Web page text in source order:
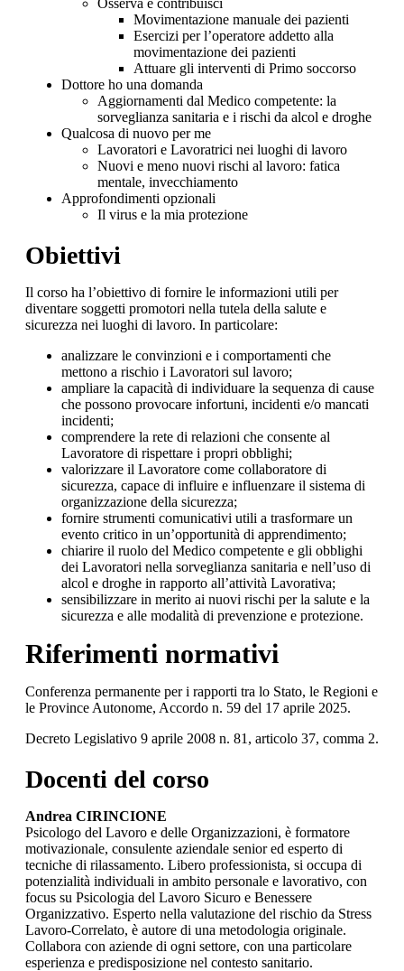
Movimentazione manuale dei pazienti
Esercizi per l’operatore addetto alla
movimentazione dei pazienti
Attuare gli interventi di Primo soccorso
Dottore ho una domanda
Aggiornamenti dal Medico competente: la
sorveglianza sanitaria e i rischi da alcol e droghe
Qualcosa di nuovo per me
Lavoratori e Lavoratrici nei luoghi di lavoro
Nuovi e meno nuovi rischi al lavoro: fatica
mentale, invecchiamento
Approfondimenti opzionali
Il virus e la mia protezione
Obiettivi
Il corso ha l’obiettivo di fornire le informazioni utili per
diventare soggetti promotori nella tutela della salute e
sicurezza nei luoghi di lavoro. In particolare:
analizzare le convinzioni e i comportamenti che
mettono a rischio i Lavoratori sul lavoro;
ampliare la capacità di individuare la sequenza di cause
che possono provocare infortuni, incidenti e/o mancati
incidenti;
comprendere la rete di relazioni che consente al
Lavoratore di rispettare i propri obblighi;
valorizzare il Lavoratore come collaboratore di
sicurezza, capace di influire e influenzare il sistema di
organizzazione della sicurezza;
fornire strumenti comunicativi utili a trasformare un
evento critico in un’opportunità di apprendimento;
chiarire il ruolo del Medico competente e gli obblighi
dei Lavoratori nella sorveglianza sanitaria e nell’uso di
alcol e droghe in rapporto all’attività Lavorativa;
sensibilizzare in merito ai nuovi rischi per la salute e la
sicurezza e alle modalità di prevenzione e protezione.
Riferimenti normativi
Conferenza permanente per i rapporti tra lo Stato, le Regioni e
le Province Autonome, Accordo n. 59 del 17 aprile 2025.
Decreto Legislativo 9 aprile 2008 n. 81, articolo 37, comma 2.
Docenti del corso
Andrea CIRINCIONE
Psicologo del Lavoro e delle Organizzazioni, è formatore
motivazionale, consulente aziendale senior ed esperto di
tecniche di rilassamento. Libero professionista, si occupa di
potenzialità individuali in ambito personale e lavorativo, con
focus su Psicologia del Lavoro Sicuro e Benessere
Organizzativo. Esperto nella valutazione del rischio da Stress
Lavoro-Correlato, è autore di una metodologia originale.
Collabora con aziende di ogni settore, con una particolare
esperienza e predisposizione nel contesto sanitario.